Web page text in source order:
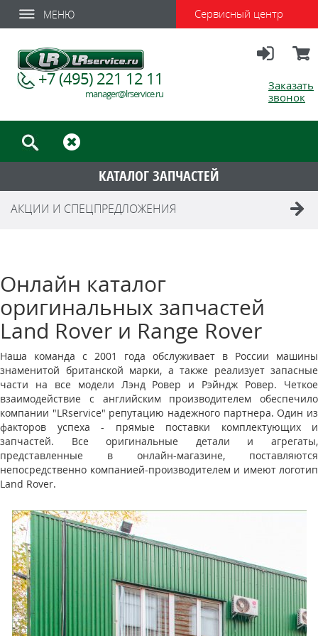
МЕНЮ Сервисный центр
Заказать
звонок
+7 (495) 221 12 11
manager@lrservice.ru
КАТАЛОГ ЗАПЧАСТЕЙ
АКЦИИ И СПЕЦПРЕДЛОЖЕНИЯ
Онлайн каталог
оригинальных запчастей
Land Rover и Range Rover
Наша команда с 2001 года обслуживает в России машины
знаменитой британской марки, а также реализует запасные
части на все модели Лэнд Ровер и Рэйндж Ровер. Четкое
взаимодействие с английским производителем обеспечило
компании "LRservice" репутацию надежного партнера. Один из
факторов успеха - прямые поставки комплектующих и
запчастей. Все оригинальные детали и агрегаты,
представленные в онлайн-магазине, поставляются
непосредственно компанией-производителем и имеют логотип
Land Rover.